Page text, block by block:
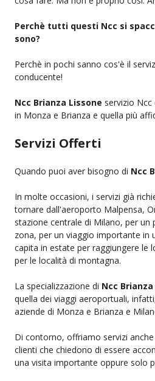
Perchè tutti questi Ncc si
sono?
Perchè in pochi sanno cos'è il
conducente!
Ncc Brianza Lissone servizio
in Monza e Brianza e quella più
Servizi Offerti
Quando puoi aver bisogno di Ncc
In molte occasioni, i servizi già
tornare dall'aeroporto Malpensa,
stazione centrale di Milano, per
zona, per un viaggio importante in
capita in estate per raggiungere le
per le località di montagna.
La specializzazione di Ncc
quella dei viaggi aeroportuali,
aziende di Monza e Brianza e
Di contorno, offriamo servizi
clienti che chiedono di essere
una visita importante oppure solo